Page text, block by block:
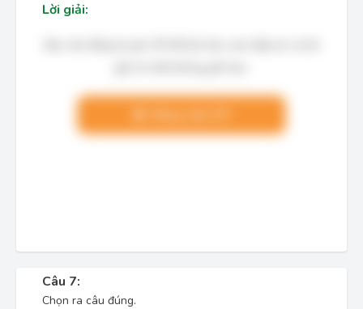
Lời giải:
Câu 7:
Chọn ra câu đúng.